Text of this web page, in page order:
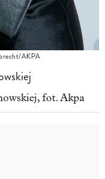
AKPA
fot. Akpa